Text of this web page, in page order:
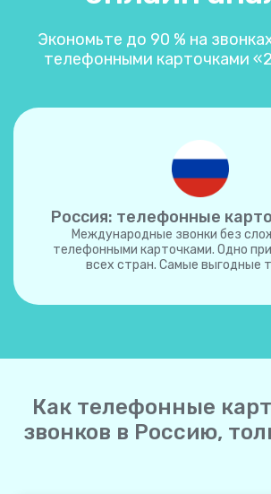
Экономьте до 90 % на
телефонными карточками
Россия: телефонные
Международные звонки без
телефонными карточками. Одно
всех стран. Самые выгодные
Как телефонные
звонков в Россию,